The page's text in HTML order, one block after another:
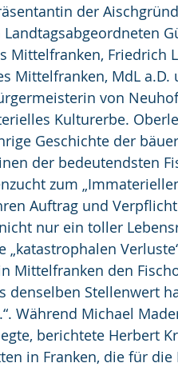
der
Mittelfranken, Friedrich
Mittelfranken, MdL
von
Kulturerbe.
Geschichte der
der bedeutendsten
zum
Auftrag und
nur ein toller
„katastrophalen
Mittelfranken den
denselben Stellenwert
Während Michael
berichtete Herbert
in Franken, die für